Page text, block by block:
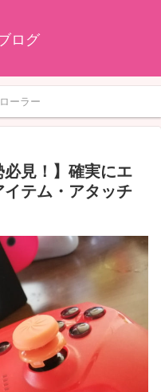
ログ
ーラー
必見！】確実にエ
テム・アタッチ